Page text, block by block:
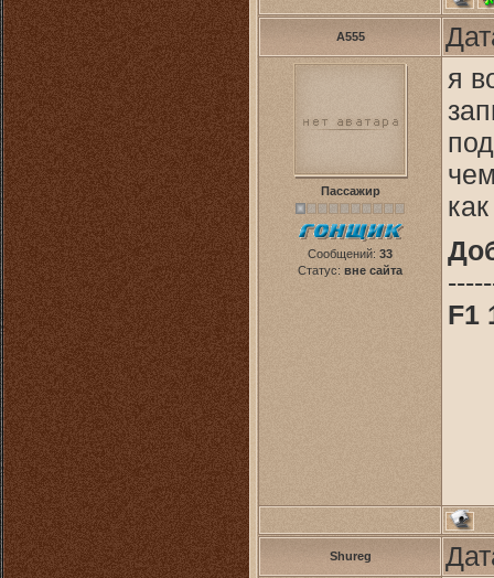
A555
Пассажир
Сообщений: 33
Статус: вне сайта
я
F1
Shureg